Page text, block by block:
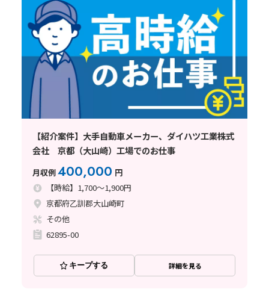
【紹介案件】大手自動車メーカー、ダイハツ工業株式
会社 京都（大山崎）工場でのお仕事
月収例400,000 円
【時給】1,700～1,900円
京都府乙訓郡大山崎町
その他
62895-00
キープする 詳細を見る